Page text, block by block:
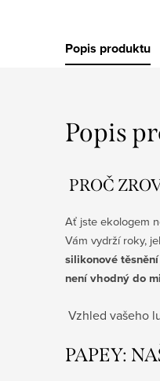
Popis produktu
Popis
PROČ
Ať jste ekologem
Vám vydrží roky,
silikonové těsnění
není vhodný do
Vzhled vašeho
PAPEY: